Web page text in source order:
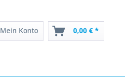
Mein Konto 0,00 € *